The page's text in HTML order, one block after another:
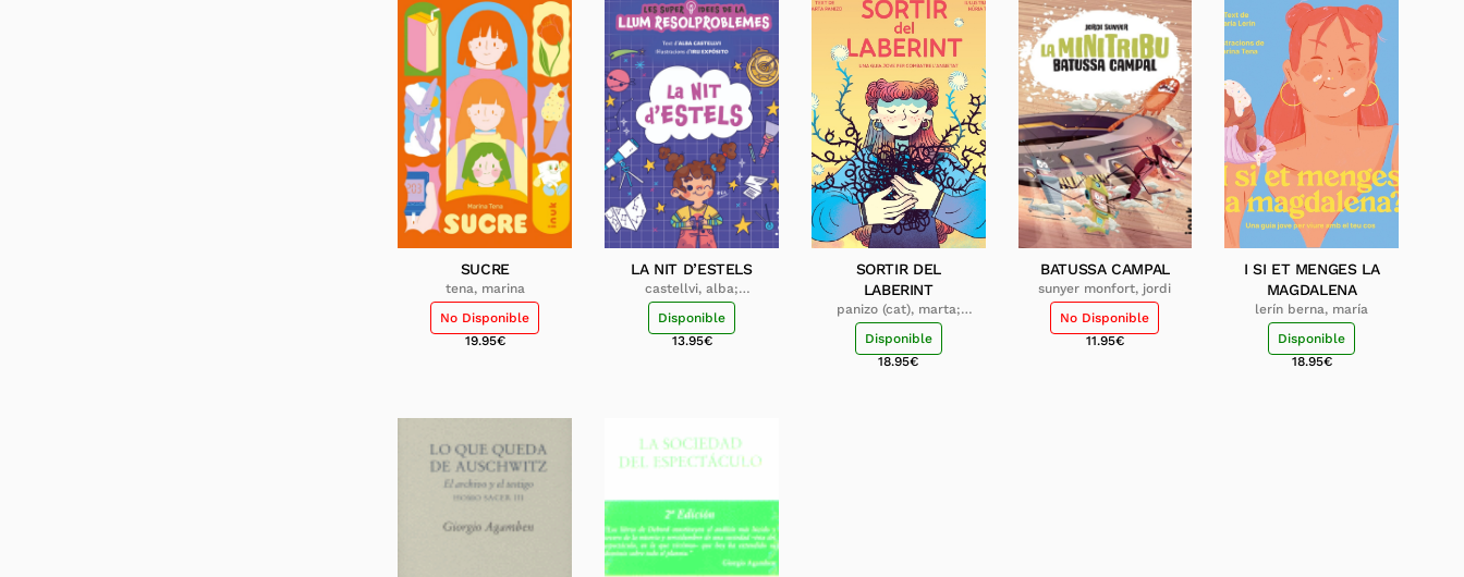
SUCRE
tena, marina
No Disponible
19.95€
LA NIT D’ESTELS
castellvi, alba;
exposito, iru
Disponible
13.95€
SORTIR DEL
LABERINT
panizo (cat), marta;
tamarit (cat), nuria
Disponible
18.95€
BATUSSA CAMPAL
sunyer monfort, jordi
No Disponible
11.95€
I SI ET MENGES LA
MAGDALENA
lerín berna, maría
Disponible
18.95€